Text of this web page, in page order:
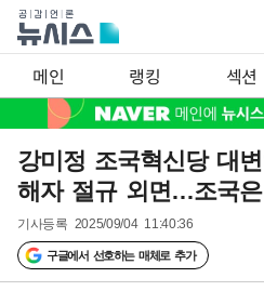
메인 랭킹 섹션
강미정 조국혁신당 대
해자 절규 외면…조국
기사등록 2025/09/04 11:40:36
구글에서 선호하는 매체로 추가